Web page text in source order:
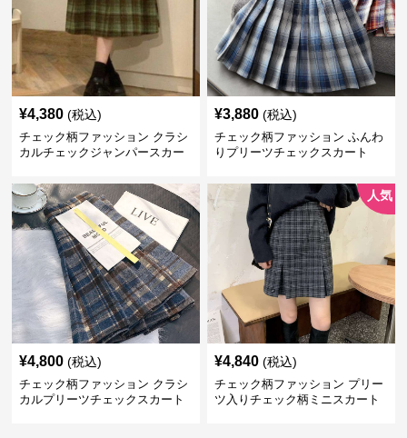
¥4,380 (税込)
チェック柄ファッション クラシ
カルチェックジャンパースカー
¥3,880 (税込)
チェック柄ファッション ふんわ
りプリーツチェックスカート
¥4,800 (税込)
チェック柄ファッション クラシ
カルプリーツチェックスカート
人気
¥4,840 (税込)
チェック柄ファッション プリー
ツ入りチェック柄ミニスカート